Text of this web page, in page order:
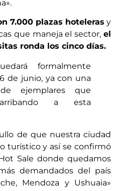
7.000 plazas hoteleras y
que maneja el sector, el
ronda los cinco días.
formalmente
de junio, ya con una
ejemplares que
a esta
de que nuestra ciudad
turístico y así se confirmó
Sale donde quedamos
demandados del país
Mendoza y Ushuaia»